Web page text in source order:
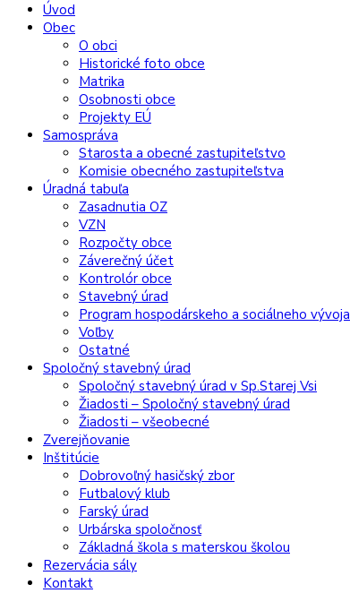
Úvod
Obec
O obci
Historické foto obce
Matrika
Osobnosti obce
Projekty EÚ
Samospráva
Starosta a obecné zastupiteľstvo
Komisie obecného zastupiteľstva
Úradná tabuľa
Zasadnutia OZ
VZN
Rozpočty obce
Záverečný účet
Kontrolór obce
Stavebný úrad
Program hospodárskeho a sociálneho vývoja
Voľby
Ostatné
Spoločný stavebný úrad
Spoločný stavebný úrad v Sp.Starej Vsi
Žiadosti – Spoločný stavebný úrad
Žiadosti – všeobecné
Zverejňovanie
Inštitúcie
Dobrovoľný hasičský zbor
Futbalový klub
Farský úrad
Urbárska spoločnosť
Základná škola s materskou školou
Rezervácia sály
Kontakt